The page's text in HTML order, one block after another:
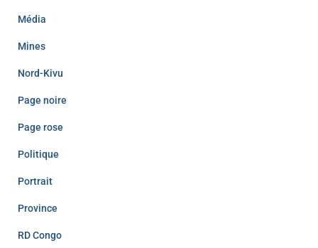
Média
Mines
Nord-Kivu
Page noire
Page rose
Politique
Portrait
Province
RD Congo